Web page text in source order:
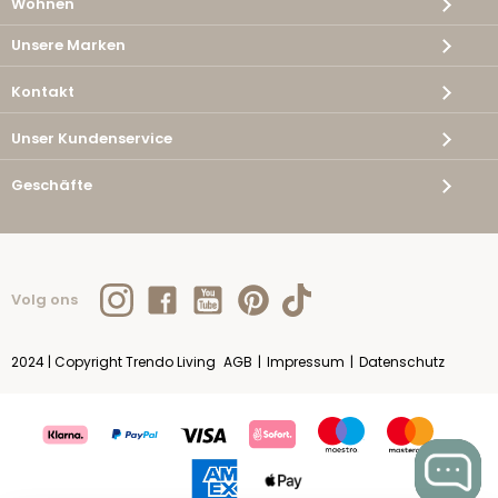
Unsere Marken
Kontakt
Unser Kundenservice
Geschäfte
Volg ons
2024 | Copyright Trendo Living AGB | Impressum | Datenschutz